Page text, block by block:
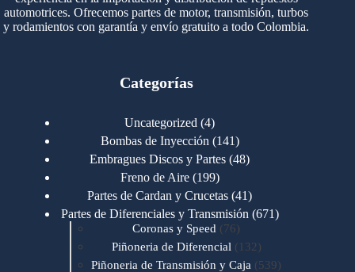
automotrices. Ofrecemos partes de motor, transmisión, turbos
y rodamientos con garantía y envío gratuito a todo Colombia.
Categorías
Uncategorized 44
productos
Bombas de Inyección 141141
productos
Embragues Discos y Partes 4848
Freno de Aire 199199
productos
Partes de Cardan y Crucetas 4141
productos
Partes de Diferenciales y Transmisión 671671
Coronas y Speed 7676
productos
Piñoneria de Diferencial 132 132
productos
Piñoneria de Transmisión y Caja 539539